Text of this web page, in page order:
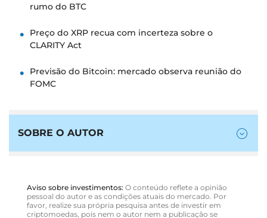
rumo do BTC
Preço do XRP recua com incerteza sobre o
CLARITY Act
Previsão do Bitcoin: mercado observa reunião do
FOMC
SOBRE O AUTOR
Aviso sobre investimentos: O conteúdo reflete a opinião
pessoal do autor e as condições atuais do mercado. Por
favor, realize sua própria pesquisa antes de investir em
criptomoedas, pois nem o autor nem a publicação se